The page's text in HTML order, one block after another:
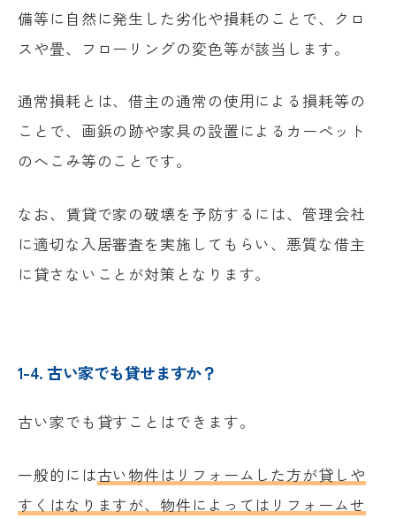
備等に自然に発生した劣化や損耗のことで、クロ
スや畳、フローリングの変色等が該当します。
通常損耗とは、借主の通常の使用による損耗等の
ことで、画鋲の跡や家具の設置によるカーペット
のへこみ等のことです。
なお、賃貸で家の破壊を予防するには、管理会社
に適切な入居審査を実施してもらい、悪質な借主
に貸さないことが対策となります。
1-4. 古い家でも貸せますか？
古い家でも貸すことはできます。
一般的には古い物件はリフォームした方が貸しや
すくはなりますが、物件によってはリフォームせ